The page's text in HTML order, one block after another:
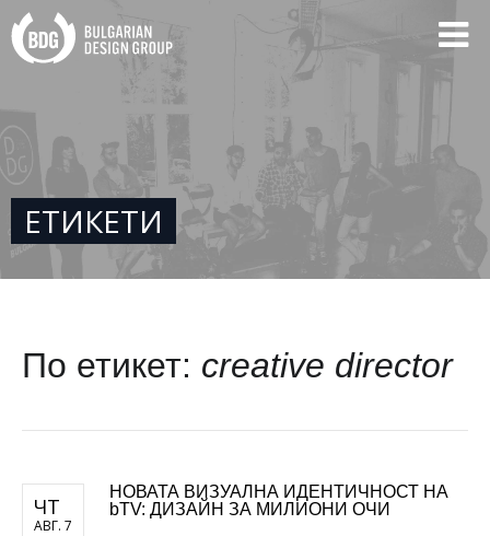
ЕТИКЕТИ
По етикет: creative director
ЧТ
АВГ. 7
НОВАТА ВИЗУАЛНА ИДЕНТИЧНОСТ НА
bTV: ДИЗАЙН ЗА МИЛИОНИ ОЧИ